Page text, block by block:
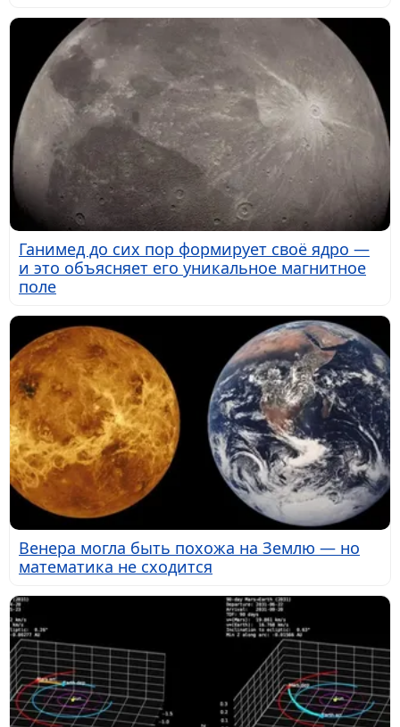
Ганимед до сих пор формирует своё ядро —
и это объясняет его уникальное магнитное
поле
Венера могла быть похожа на Землю — но
математика не сходится